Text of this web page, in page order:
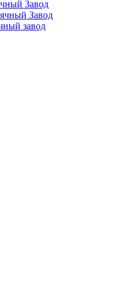
Завод
Завод
завод